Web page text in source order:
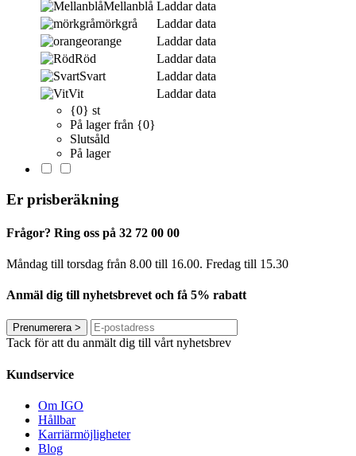
Mellanblå Laddar data
mörkgrå
Laddar data
orange
Laddar data
Röd
Laddar data
Svart
Laddar data
Vit
Laddar data
{0} st
På lager från {0}
Slutsåld
På lager
Er prisberäkning
Frågor? Ring oss på 32 72 00 00
Måndag till torsdag från 8.00 till 16.00. Fredag ​​till 15.30
Anmäl dig till nyhetsbrevet och få 5% rabatt
Prenumerera>
Tack för att du anmält dig till vårt nyhetsbrev
Kundservice
Om IGO
Hållbar
Karriärmöjligheter
Blog